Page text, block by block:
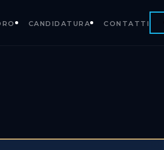
CANDIDATURA CONTATTI